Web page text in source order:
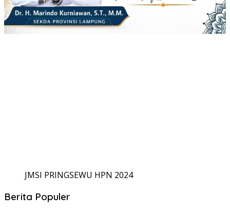
JMSI PRINGSEWU HPN 2024
Berita Populer